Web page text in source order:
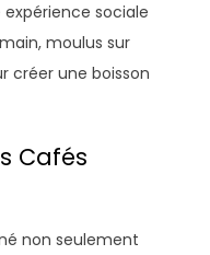
sociale
moulus sur
créer une boisson
Cafés
non seulement